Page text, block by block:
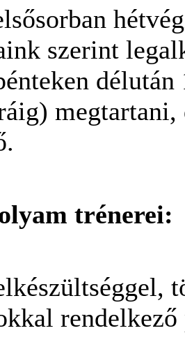
szerint
trénerei:
rendelkező